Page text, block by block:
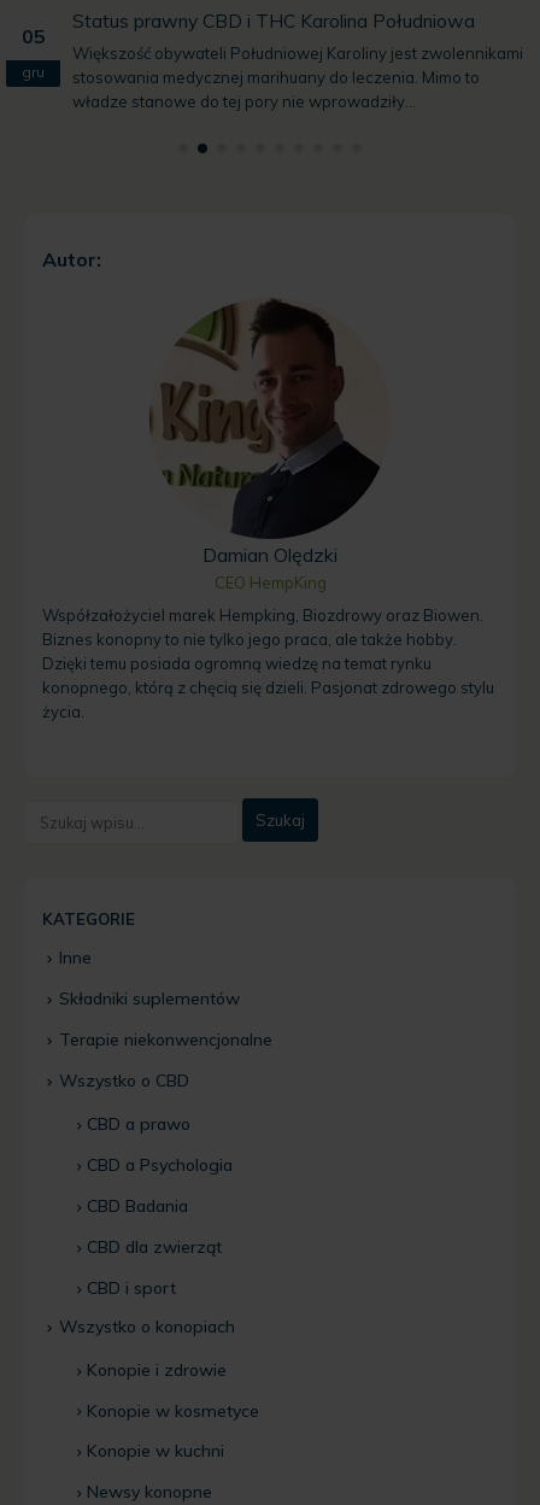
28
paź
Białaczka, stwardnienie rozsiane i Alzheimer, a olejki
CBD? Nielegalne oświadczenia
Olej CBD leczy raka! Olej CBD uleczy Cię z depresji, nerwicy i
lęków! Olej CBD cofa cukrzycę! Olej CBD na...
Autor:
Damian Olędzki
CEO HempKing
Współzałożyciel marek Hempking, Biozdrowy oraz Biowen.
Biznes konopny to nie tylko jego praca, ale także hobby.
Dzięki temu posiada ogromną wiedzę na temat rynku
konopnego, którą z chęcią się dzieli. Pasjonat zdrowego stylu
życia.
KATEGORIE
Inne
Składniki suplementów
Terapie niekonwencjonalne
Wszystko o CBD
CBD a prawo
CBD a Psychologia
CBD Badania
CBD dla zwierząt
CBD i sport
Wszystko o konopiach
Konopie i zdrowie
Konopie w kosmetyce
Konopie w kuchni
Newsy konopne